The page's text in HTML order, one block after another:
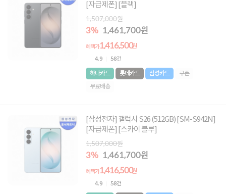
[자급제폰] [블랙]
1,507,000원
3% 1,461,700원
혜택가1,416,500원
4.9 58건
하나카드 롯데카드 삼성카드
쿠폰
무료배송
[삼성전자] 갤럭시 S26 (512GB) [SM-S942N]
[자급제폰] [스카이 블루]
1,507,000원
3% 1,461,700원
혜택가1,416,500원
4.9 58건